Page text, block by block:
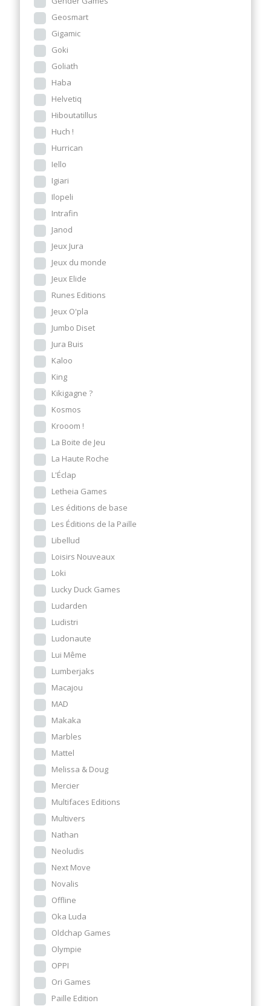
Geosmart
Gigamic
Goki
Goliath
Haba
Helvetiq
Hiboutatillus
Huch !
Hurrican
Iello
Igiari
Ilopeli
Intrafin
Janod
Jeux Jura
Jeux du monde
Jeux Elide
Runes Editions
Jeux O'pla
Jumbo Diset
Jura Buis
Kaloo
King
Kikigagne ?
Kosmos
Krooom !
La Boite de Jeu
La Haute Roche
L'Éclap
Letheia Games
Les éditions de base
Les Éditions de la Paille
Libellud
Loisirs Nouveaux
Loki
Lucky Duck Games
Ludarden
Ludistri
Ludonaute
Lui Même
Lumberjaks
Macajou
MAD
Makaka
Marbles
Mattel
Melissa & Doug
Mercier
Multifaces Editions
Multivers
Nathan
Neoludis
Next Move
Novalis
Offline
Oka Luda
Oldchap Games
Olympie
OPPI
Ori Games
Paille Edition